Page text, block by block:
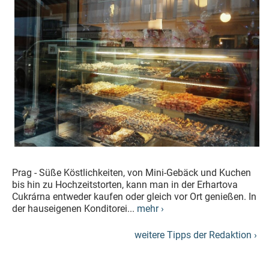
Prag - Süße Köstlichkeiten, von Mini-Gebäck und Kuchen
bis hin zu Hochzeitstorten, kann man in der Erhartova
Cukrárna entweder kaufen oder gleich vor Ort genießen. In
der hauseigenen Konditorei... mehr ›
weitere Tipps der Redaktion ›